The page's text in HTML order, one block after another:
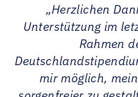
„Herzlichen
Unterstützung im
Rahmen
mir möglich,